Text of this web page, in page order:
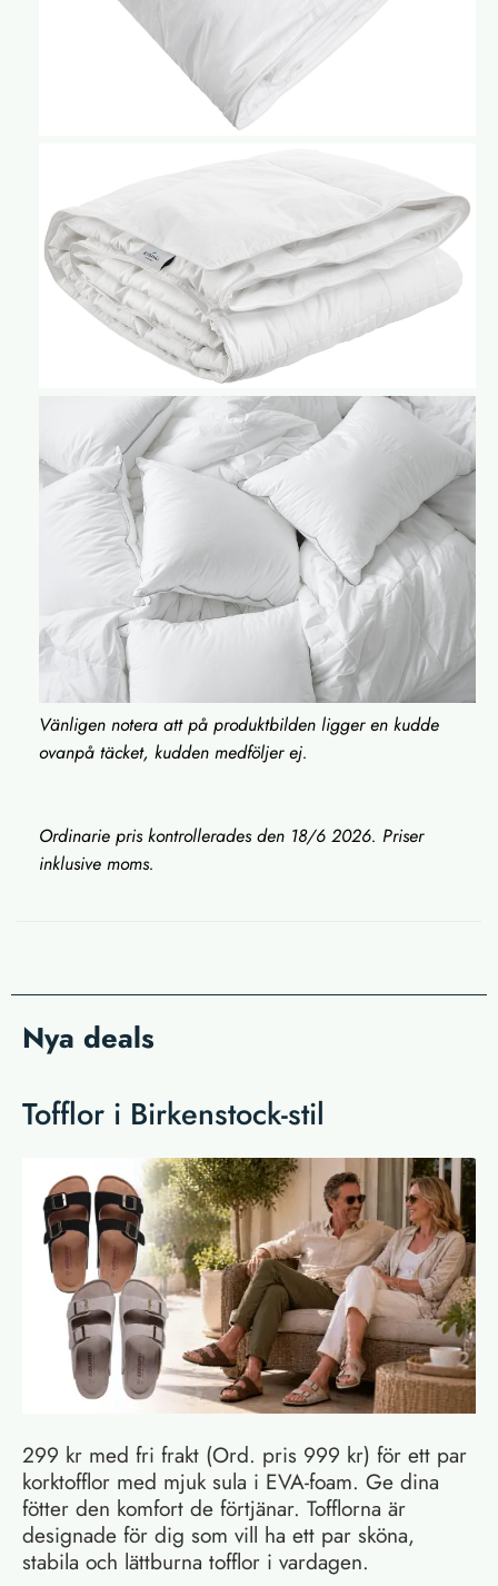
Vänligen notera att på produktbilden ligger en kudde
ovanpå täcket, kudden medföljer ej.
Ordinarie pris kontrollerades den 18/6 2026. Priser
inklusive moms.
Nya deals
Tofflor i Birkenstock-stil
299 kr med fri frakt (Ord. pris 999 kr) för ett par
korktofflor med mjuk sula i EVA-foam. Ge dina
fötter den komfort de förtjänar. Tofflorna är
designade för dig som vill ha ett par sköna,
stabila och lättburna tofflor i vardagen.